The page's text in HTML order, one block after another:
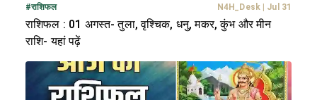
#राशिफल N4H_Desk| Jul 31
राशिफल : 01 अगस्त- तुला, वृश्चिक, धनु, मकर, कुंभ और मीन
राशि- यहां पढ़ें